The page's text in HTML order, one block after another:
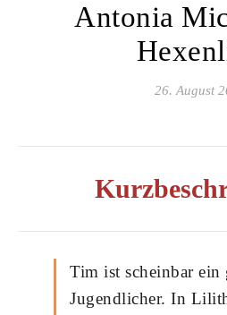
Antonia
26. August
Tim ist scheinbar ein
Jugendlicher. In